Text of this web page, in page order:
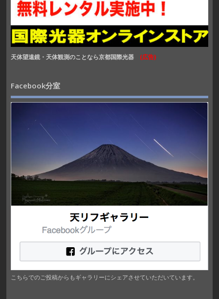
天体望遠鏡・天体観測のことなら京都国際光器 (広告)
Facebook分室
こちらでのご投稿からもギャラリーにシェアさせていただいています。